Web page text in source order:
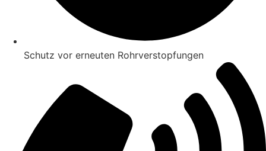
Schutz vor erneuten Rohrverstopfungen